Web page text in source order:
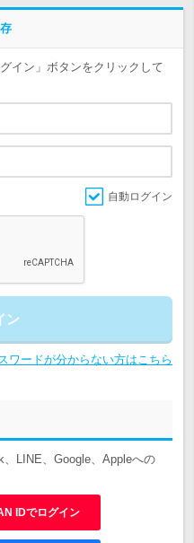
イン」ボタンをクリックして
自動ログイン
ン
ワードが分からない方はこちら
LINE、Google、Appleへの
IDでログイン